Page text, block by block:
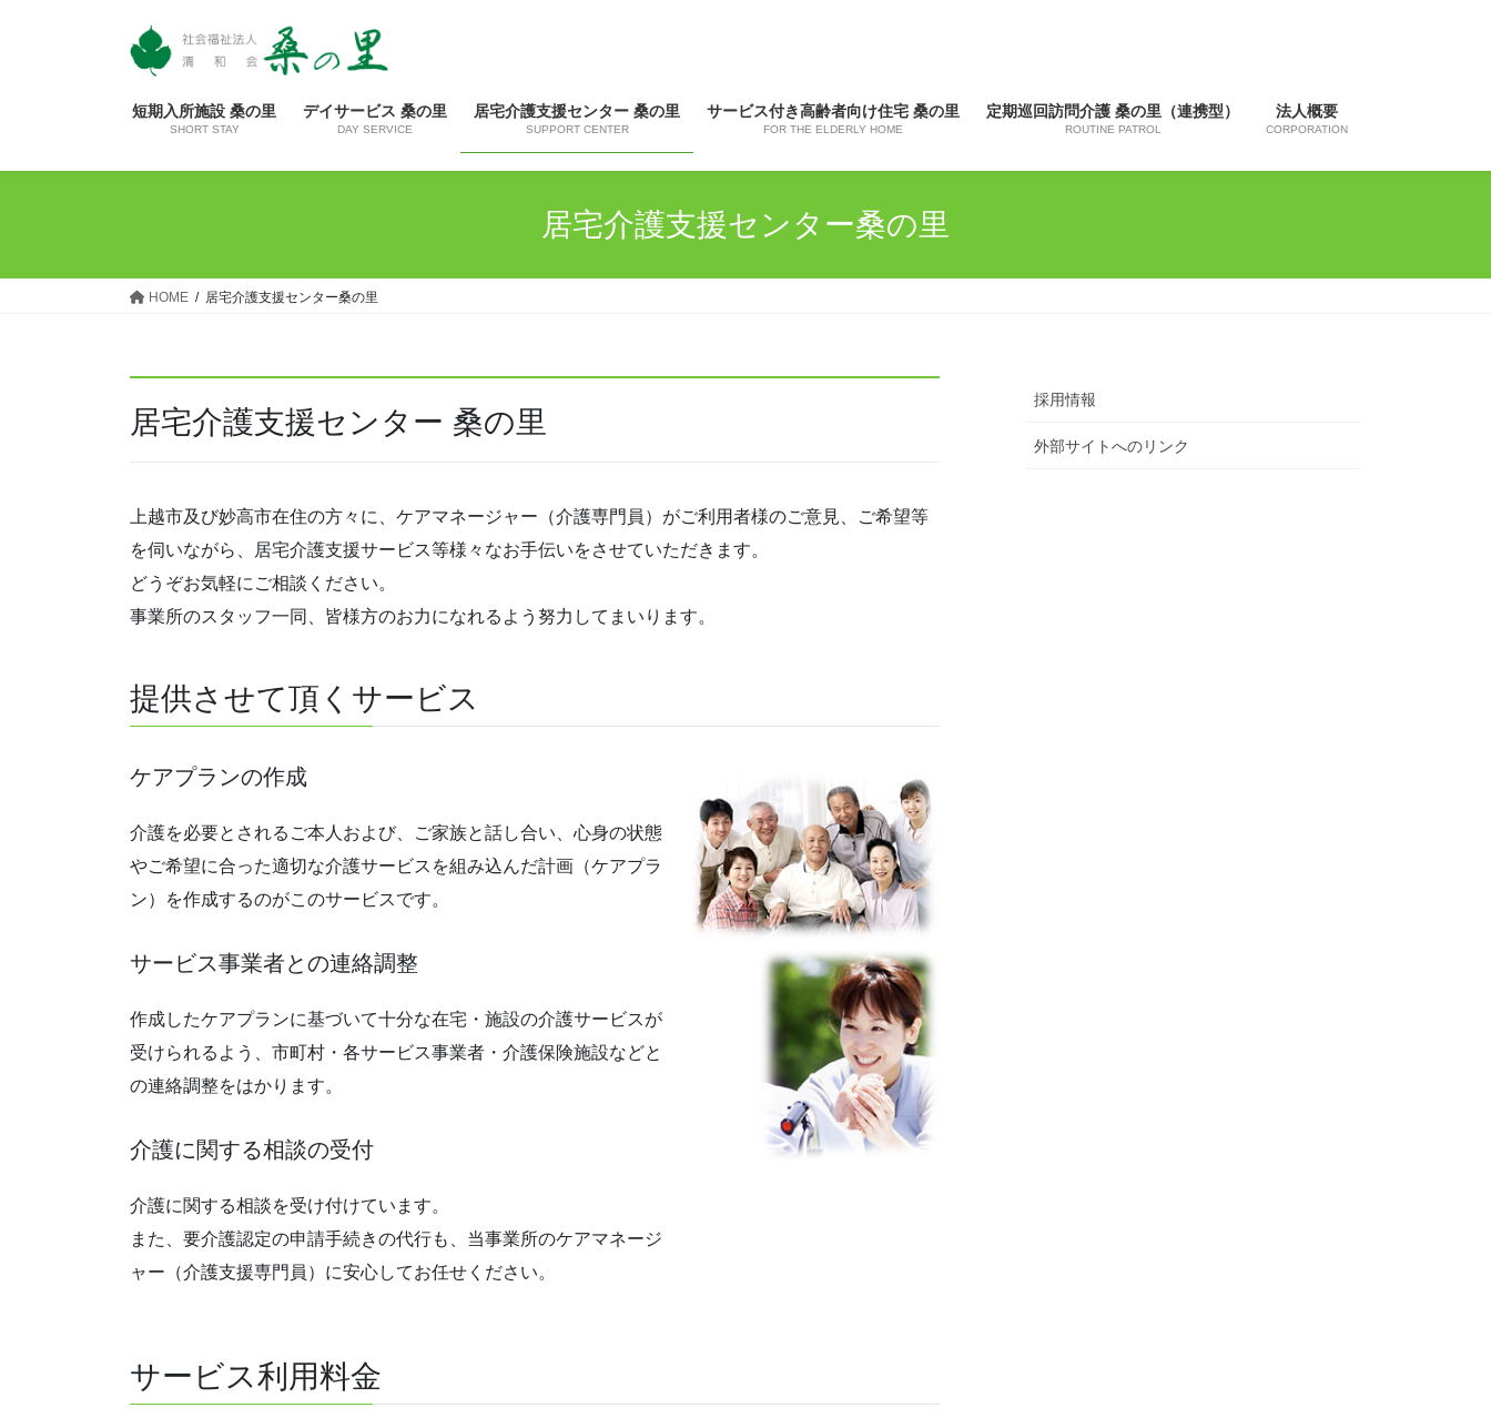
ス
ン
短期入所施設 桑の里
SHORT STAY
デイサービス 桑の里
DAY SERVICE
居宅介護支援センター 桑の里
SUPPORT CENTER
サービス付き高齢者向け住宅 桑の里
FOR THE ELDERLY HOME
定期巡回訪問介護 桑の里（連携型）
ROUTINE PATROL
法人概要
CORPORATION
居宅介護支援センター桑の里
HOME 居宅介護支援センター桑の里
居宅介護支援センター 桑の里
上越市及び妙高市在住の方々に、ケアマネージャー（介護専門員）がご利用者様のご意見、ご希望等
を伺いながら、居宅介護支援サービス等様々なお手伝いをさせていただきます。
どうぞお気軽にご相談ください。
事業所のスタッフ一同、皆様方のお力になれるよう努力してまいります。
提供させて頂くサービス
ケアプランの作成
介護を必要とされるご本人および、ご家族と話し合い、心身の状態
やご希望に合った適切な介護サービスを組み込んだ計画（ケアプラ
ン）を作成するのがこのサービスです。
サービス事業者との連絡調整
作成したケアプランに基づいて十分な在宅・施設の介護サービスが
受けられるよう、市町村・各サービス事業者・介護保険施設などと
の連絡調整をはかります。
介護に関する相談の受付
介護に関する相談を受け付けています。
また、要介護認定の申請手続きの代行も、当事業所のケアマネージ
ャー（介護支援専門員）に安心してお任せください。
サービス利用料金
採用情報
外部サイトへのリンク